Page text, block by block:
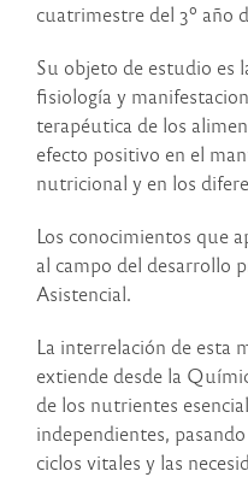
cuatrimestre del 3º año
Su objeto de estudio es
fisiología y
terapéutica de los
efecto positivo en el
nutricional y en los
Los conocimientos que
al campo del desarrollo
Asistencial.
La interrelación de esta
extiende desde la
de los nutrientes
independientes,
ciclos vitales y las